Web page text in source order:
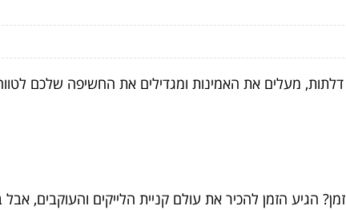
מעלים את האמינות ומגדילים את החשיפה שלכם
הגיע הזמן להכיר את עולם קניית הלייקים והעוקבים,